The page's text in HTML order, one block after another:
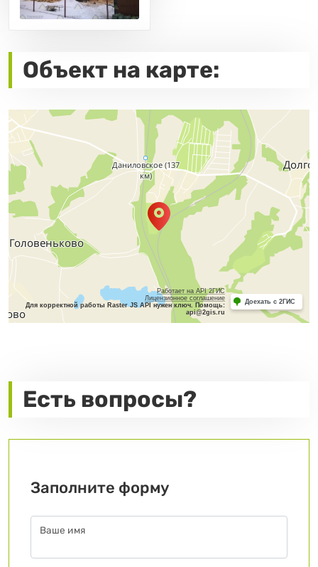
Объект на карте:
Работает на API 2ГИС
Лицензионное соглашение
Для корректной работы Raster JS API нужен ключ. Помощь:
api@2gis.ru
Доехать с 2ГИС
Есть вопросы?
Заполните форму
Ваше имя